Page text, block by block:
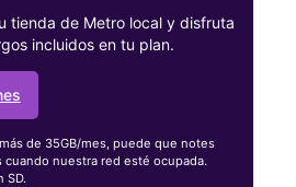
tienda de Metro local y disfruta
incluidos en tu plan.
de 35GB/mes, puede que notes
cuando nuestra red esté ocupada.
SD.